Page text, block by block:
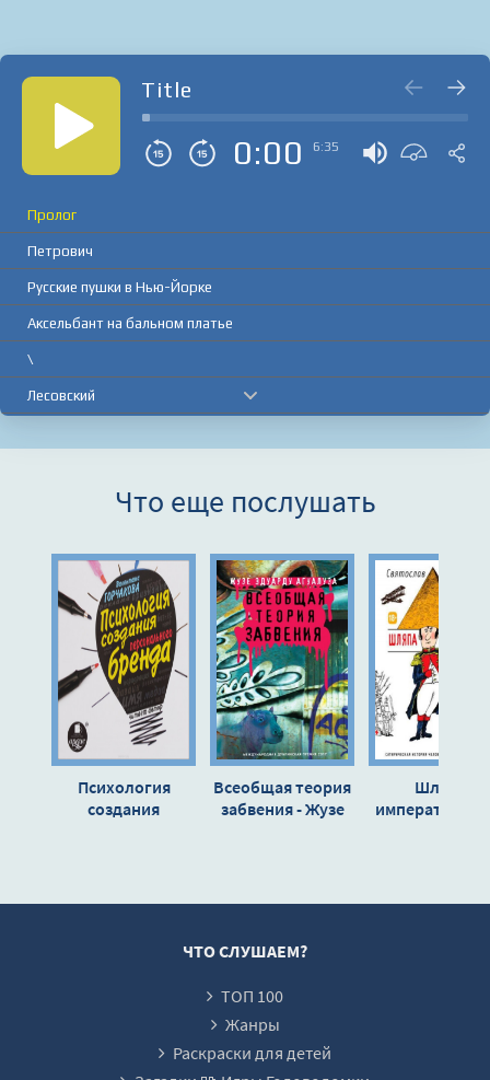
Title
0:00 6:35
Пролог
Петрович
Русские пушки в Нью-Йорке
Аксельбант на бальном платье
\
Лесовский
Капитан Маньяк
Генерал Ли отдает приказ
Суп с бомбами
Канны в клетке
Большая политика
Казнь и слава
Египет; Вавилон
Спарта; Воспитание детей; Упадок Спарты
Что еще послушать
Психология
создания
Всеобщая теория
забвения - Жузе
Шляпа
императора,
ЧТО СЛУШАЕМ?
ТОП 100
Жанры
Раскраски для детей